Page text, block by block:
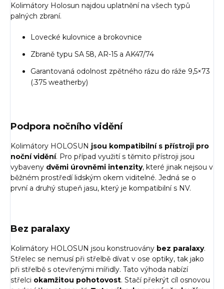
Kolimátory Holosun najdou uplatnění na všech typů
palných zbraní.
Lovecké kulovnice a brokovnice
Zbraně typu SA 58, AR-15 a AK47/74
Garantovaná odolnost zpětného rázu do ráže 9,5×73
(.375 weatherby)
Podpora nočního vidění
Kolimátory HOLOSUN jsou kompatibilní s přístroji pro
noční vidění. Pro případ využití s těmito přístroji jsou
vybaveny dvěmi úrovněmi intenzity, které jinak nejsou v
běžném prostředí lidským okem viditelné. Jedná se o
první a druhý stupeň jasu, který je kompatibilní s NV.
Bez paralaxy
Kolimátory HOLOSUN jsou konstruovány bez paralaxy.
Střelec se nemusí při střelbě dívat v ose optiky, tak jako
při střelbě s otevřenými mířidly. Tato výhoda nabízí
střelci okamžitou pohotovost. Stačí překrýt cíl osnovou